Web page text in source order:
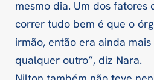
mesmo dia. Um dos fatores
correr tudo bem é que o
irmão, então era ainda
qualquer outro”, diz Nara.